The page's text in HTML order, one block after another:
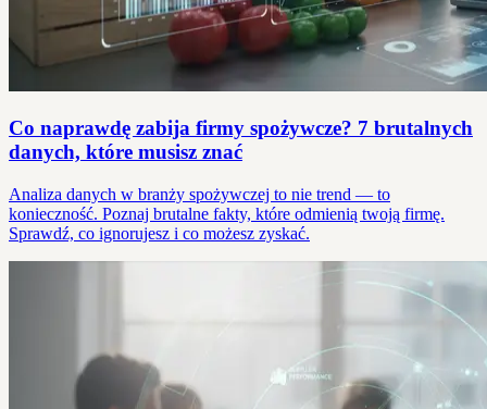
Co naprawdę zabija firmy spożywcze? 7 brutalnych
danych, które musisz znać
Analiza danych w branży spożywczej to nie trend — to
konieczność. Poznaj brutalne fakty, które odmienią twoją firmę.
Sprawdź, co ignorujesz i co możesz zyskać.